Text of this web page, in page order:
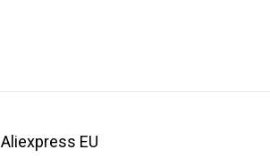
Aliexpress EU